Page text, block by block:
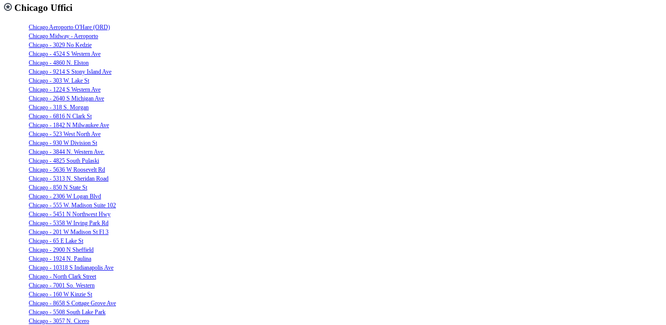
Chicago Uffici
Chicago Aeroporto O'Hare (ORD)
Chicago Midway - Aeroporto
Chicago - 3029 No Kedzie
Chicago - 4524 S Western Ave
Chicago - 4860 N. Elston
Chicago - 9214 S Stony Island Ave
Chicago - 303 W. Lake St
Chicago - 1224 S Western Ave
Chicago - 2640 S Michigan Ave
Chicago - 318 S. Morgan
Chicago - 6816 N Clark St
Chicago - 1842 N Milwaukee Ave
Chicago - 523 West North Ave
Chicago - 930 W Division St
Chicago - 3844 N. Western Ave.
Chicago - 4825 South Pulaski
Chicago - 5636 W Roosevelt Rd
Chicago - 5313 N. Sheridan Road
Chicago - 850 N State St
Chicago - 2306 W Logan Blvd
Chicago - 555 W. Madison Suite 102
Chicago - 5451 N Northwest Hwy
Chicago - 5358 W Irving Park Rd
Chicago - 201 W Madison St Fl 3
Chicago - 65 E Lake St
Chicago - 2900 N Sheffield
Chicago - 1924 N. Paulina
Chicago - 10318 S Indianapolis Ave
Chicago - North Clark Street
Chicago - 7001 So. Western
Chicago - 160 W Kinzie St
Chicago - 8658 S Cottage Grove Ave
Chicago - 5508 South Lake Park
Chicago - 3057 N. Cicero